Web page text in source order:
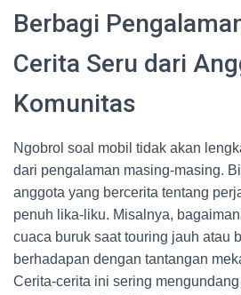
Berbagi
Cerita Seru dari
Komunitas
Ngobrol soal mobil tidak akan
dari pengalaman masing-masing.
anggota yang bercerita tentang
penuh lika-liku. Misalnya,
cuaca buruk saat touring jauh atau
berhadapan dengan tantangan
Cerita-cerita ini sering